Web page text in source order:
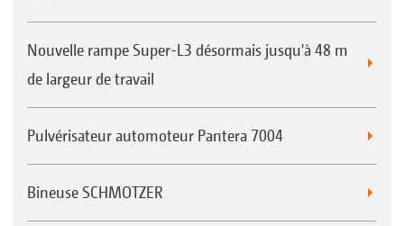
Nouvelle rampe Super-L3 désormais jusqu'à 48 m
de largeur de travail
Pulvérisateur automoteur Pantera 7004
Bineuse SCHMOTZER